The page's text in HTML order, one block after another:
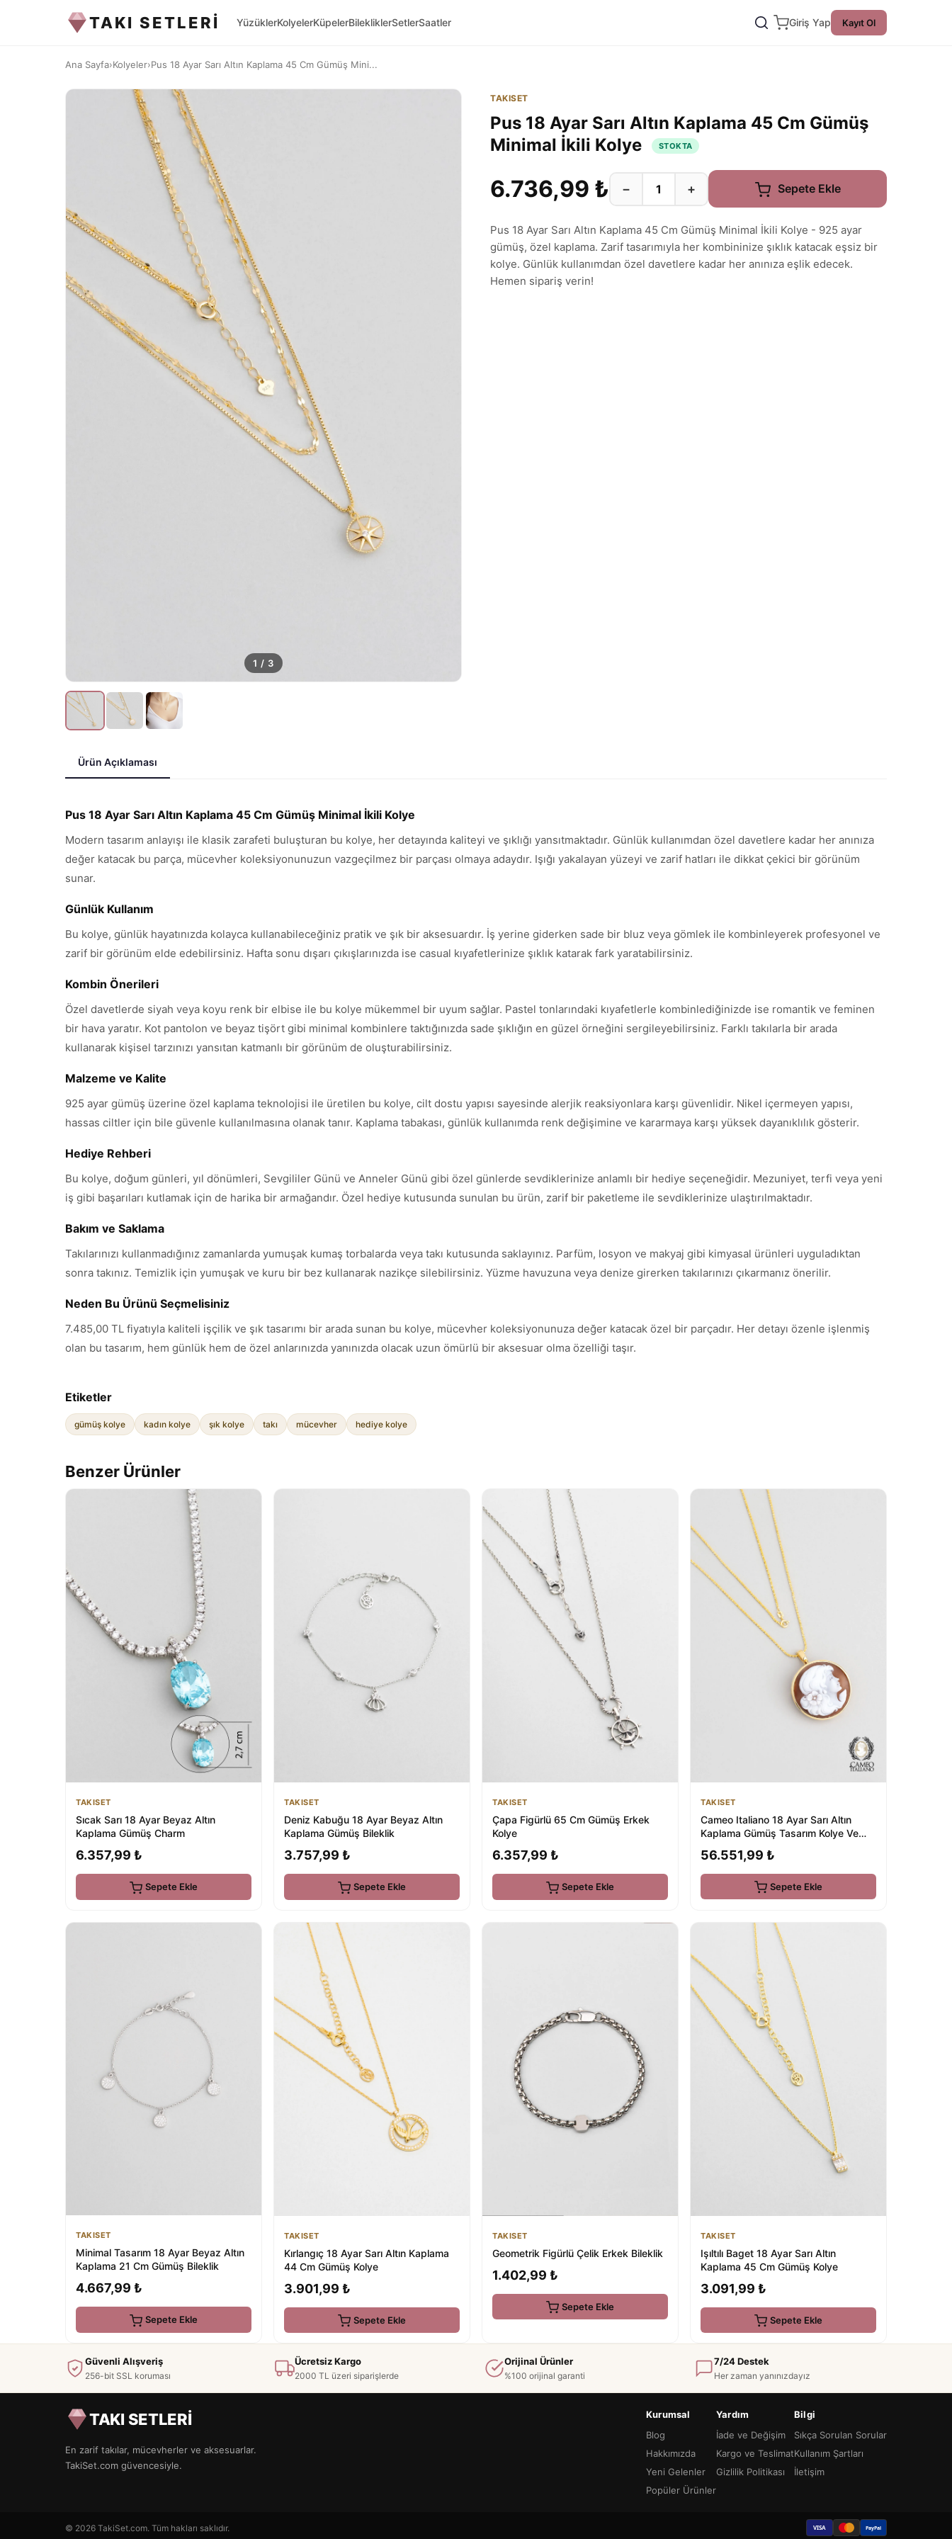
TAKI SETLERİ YüzüklerKolyelerKüpelerBilekliklerSetlerSaatler Giriş Yap Kayıt Ol
Ana Sayfa›Kolyeler›Pus 18 Ayar Sarı Altın Kaplama 45 Cm Gümüş Mini...
1 / 3
TAKISET
Pus 18 Ayar Sarı Altın Kaplama 45 Cm Gümüş
Minimal İkili Kolye
STOKTA
6.736,99 ₺ − + Sepete Ekle
Pus 18 Ayar Sarı Altın Kaplama 45 Cm Gümüş Minimal İkili Kolye - 925 ayar
gümüş, özel kaplama. Zarif tasarımıyla her kombininize şıklık katacak eşsiz bir
kolye. Günlük kullanımdan özel davetlere kadar her anınıza eşlik edecek.
Hemen sipariş verin!
Ürün Açıklaması
Pus 18 Ayar Sarı Altın Kaplama 45 Cm Gümüş Minimal İkili Kolye
Modern tasarım anlayışı ile klasik zarafeti buluşturan bu kolye, her detayında kaliteyi ve şıklığı yansıtmaktadır. Günlük kullanımdan özel davetlere kadar her anınıza
değer katacak bu parça, mücevher koleksiyonunuzun vazgeçilmez bir parçası olmaya adaydır. Işığı yakalayan yüzeyi ve zarif hatları ile dikkat çekici bir görünüm
sunar.
Günlük Kullanım
Bu kolye, günlük hayatınızda kolayca kullanabileceğiniz pratik ve şık bir aksesuardır. İş yerine giderken sade bir bluz veya gömlek ile kombinleyerek profesyonel ve
zarif bir görünüm elde edebilirsiniz. Hafta sonu dışarı çıkışlarınızda ise casual kıyafetlerinize şıklık katarak fark yaratabilirsiniz.
Kombin Önerileri
Özel davetlerde siyah veya koyu renk bir elbise ile bu kolye mükemmel bir uyum sağlar. Pastel tonlarındaki kıyafetlerle kombinlediğinizde ise romantik ve feminen
bir hava yaratır. Kot pantolon ve beyaz tişört gibi minimal kombinlere taktığınızda sade şıklığın en güzel örneğini sergileyebilirsiniz. Farklı takılarla bir arada
kullanarak kişisel tarzınızı yansıtan katmanlı bir görünüm de oluşturabilirsiniz.
Malzeme ve Kalite
925 ayar gümüş üzerine özel kaplama teknolojisi ile üretilen bu kolye, cilt dostu yapısı sayesinde alerjik reaksiyonlara karşı güvenlidir. Nikel içermeyen yapısı,
hassas ciltler için bile güvenle kullanılmasına olanak tanır. Kaplama tabakası, günlük kullanımda renk değişimine ve kararmaya karşı yüksek dayanıklılık gösterir.
Hediye Rehberi
Bu kolye, doğum günleri, yıl dönümleri, Sevgililer Günü ve Anneler Günü gibi özel günlerde sevdiklerinize anlamlı bir hediye seçeneğidir. Mezuniyet, terfi veya yeni
iş gibi başarıları kutlamak için de harika bir armağandır. Özel hediye kutusunda sunulan bu ürün, zarif bir paketleme ile sevdiklerinize ulaştırılmaktadır.
Bakım ve Saklama
Takılarınızı kullanmadığınız zamanlarda yumuşak kumaş torbalarda veya takı kutusunda saklayınız. Parfüm, losyon ve makyaj gibi kimyasal ürünleri uyguladıktan
sonra takınız. Temizlik için yumuşak ve kuru bir bez kullanarak nazikçe silebilirsiniz. Yüzme havuzuna veya denize girerken takılarınızı çıkarmanız önerilir.
Neden Bu Ürünü Seçmelisiniz
7.485,00 TL fiyatıyla kaliteli işçilik ve şık tasarımı bir arada sunan bu kolye, mücevher koleksiyonunuza değer katacak özel bir parçadır. Her detayı özenle işlenmiş
olan bu tasarım, hem günlük hem de özel anlarınızda yanınızda olacak uzun ömürlü bir aksesuar olma özelliği taşır.
Etiketler
gümüş kolye kadın kolye şık kolye takı mücevher hediye kolye
Benzer Ürünler
TAKISET
Sıcak Sarı 18 Ayar Beyaz Altın
Kaplama Gümüş Charm
6.357,99 ₺
Sepete Ekle
TAKISET
Deniz Kabuğu 18 Ayar Beyaz Altın
Kaplama Gümüş Bileklik
3.757,99 ₺
Sepete Ekle
TAKISET
Çapa Figürlü 65 Cm Gümüş Erkek
Kolye
6.357,99 ₺
Sepete Ekle
TAKISET
Cameo Italiano 18 Ayar Sarı Altın
Kaplama Gümüş Tasarım Kolye Ve
56.551,99 ₺
Sepete Ekle
TAKISET
Minimal Tasarım 18 Ayar Beyaz Altın
Kaplama 21 Cm Gümüş Bileklik
4.667,99 ₺
Sepete Ekle
TAKISET
Kırlangıç 18 Ayar Sarı Altın Kaplama
44 Cm Gümüş Kolye
3.901,99 ₺
Sepete Ekle
TAKISET
Geometrik Figürlü Çelik Erkek Bileklik
1.402,99 ₺
Sepete Ekle
TAKISET
Işıltılı Baget 18 Ayar Sarı Altın
Kaplama 45 Cm Gümüş Kolye
3.091,99 ₺
Sepete Ekle
Güvenli Alışveriş
256-bit SSL koruması
Ücretsiz Kargo
2000 TL üzeri siparişlerde
Orijinal Ürünler
%100 orijinal garanti
7/24 Destek
Her zaman yanınızdayız
TAKI SETLERİ
En zarif takılar, mücevherler ve aksesuarlar.
TakiSet.com güvencesiyle.
Kurumsal
Blog
Hakkımızda
Yeni Gelenler
Popüler Ürünler
Yardım
İade ve Değişim
Kargo ve Teslimat
Gizlilik Politikası
Bilgi
Sıkça Sorulan Sorular
Kullanım Şartları
İletişim
© 2026 TakiSet.com. Tüm hakları saklıdır. VISA PayPal